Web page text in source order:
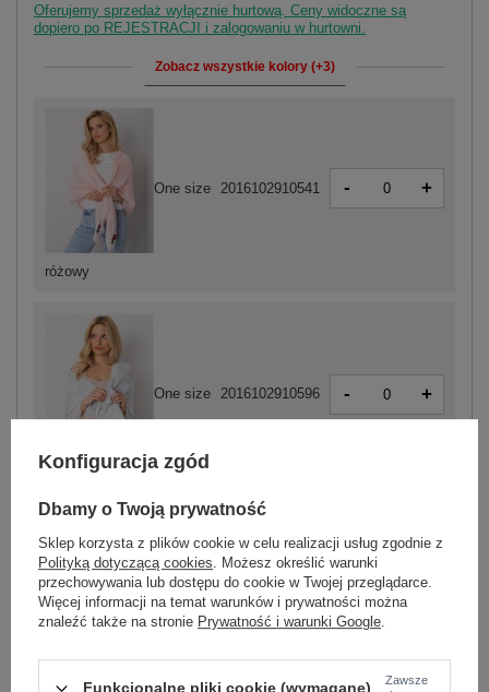
Oferujemy sprzedaż wyłącznie hurtową. Ceny widoczne są
dopiero po REJESTRACJI i zalogowaniu w hurtowni.
Zobacz wszystkie kolory (+3)
jasny szary
One size 2016102910596 - +
różowy
One size 2016102910541 - +
brzoskwiniowy
One size 2016102910589 -
Konfiguracja zgód
Dbamy o Twoją prywatność
Sklep korzysta z plików cookie w celu realizacji usług zgodnie z
Polityką dotyczącą cookies. Możesz określić warunki
przechowywania lub dostępu do cookie w Twojej przeglądarce.
Więcej informacji na temat warunków i prywatności można
znaleźć także na stronie Prywatność i warunki Google.
Funkcjonalne pliki cookie (wymagane)
Zawsze